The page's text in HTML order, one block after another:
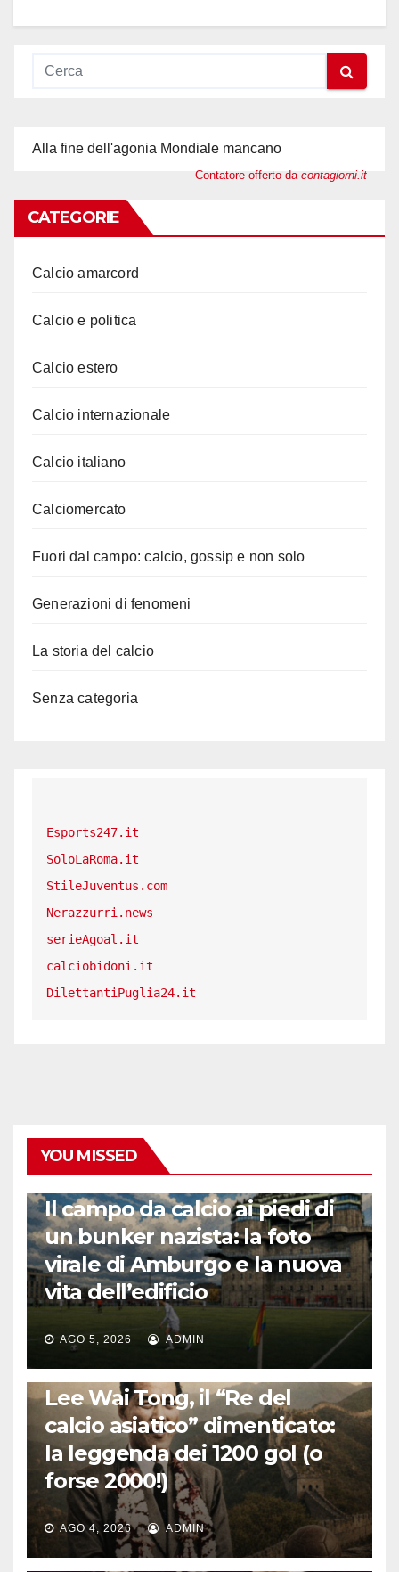
Alla fine dell'agonia Mondiale mancano
Contatore offerto da contagiorni.it
CATEGORIE
Calcio amarcord
Calcio e politica
Calcio estero
Calcio internazionale
Calcio italiano
Calciomercato
Fuori dal campo: calcio, gossip e non solo
Generazioni di fenomeni
La storia del calcio
Senza categoria
Esports247.it
SoloLaRoma.it
StileJuventus.com
Nerazzurri.news
serieAgoal.it
calciobidoni.it
DilettantiPuglia24.it
YOU MISSED
Il campo da calcio ai piedi di
un bunker nazista: la foto
virale di Amburgo e la nuova
vita dell’edificio
AGO 5, 2026 ADMIN
LA STORIA DEL CALCIO
Lee Wai Tong, il “Re del
calcio asiatico” dimenticato:
la leggenda dei 1200 gol (o
forse 2000!)
AGO 4, 2026 ADMIN
CALCIO INTERNAZIONALE